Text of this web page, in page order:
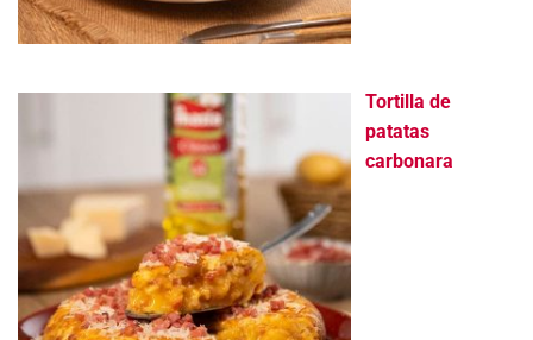
Tortilla de
patatas
carbonara